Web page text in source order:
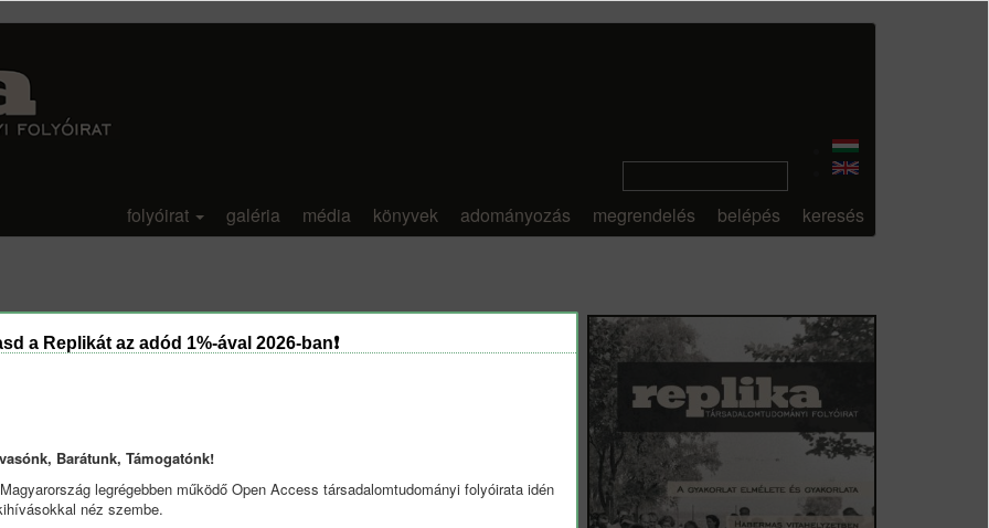
folyóirat galéria média könyvek adományozás megrendelés belépés keresés
a Replikát az adód 1%-ával 2026-ban❗
Barátunk, Támogatónk!
legrégebben működő Open Access társadalomtudományi folyóirata idén
néz szembe.